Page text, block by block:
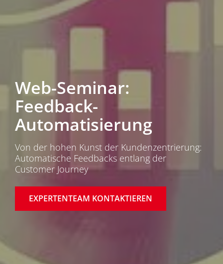
Web-Seminar:
Feedback-
Automatisierung
Von der hohen Kunst der Kundenzentrierung:
Automatische Feedbacks entlang der
Customer Journey
EXPERTENTEAM KONTAKTIEREN